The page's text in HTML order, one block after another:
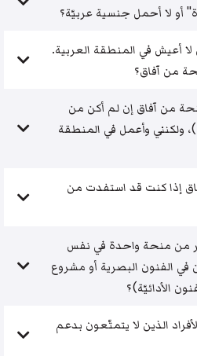
أو لا أحمل جنسية عربيّة؟
لا أعيش في المنطقة العربية.
من آفاق؟
من آفاق إن لم أكن من
ولكنني وأعمل في المنطقة
إذا كنت قد استفدت من
من منحة واحدة في نفس
الفنون البصرية أو مشروع
الأدائيّة)؟
الذين لا يتمتّعون بدعم